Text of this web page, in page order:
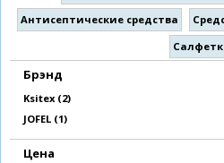
Антисептические средства
Брэнд
Ksitex (2)
JOFEL (1)
Цена